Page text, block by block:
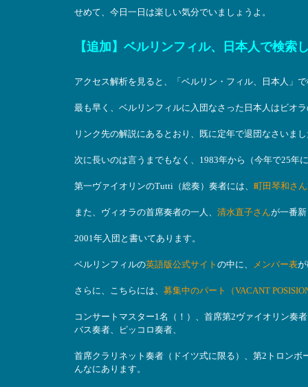
せめて、今日一日は楽しい気分でいましょうよ。
【追加】ベルリンフィル、日本人で検索
アクセス解析を見ると、「ベルリン・フィル、日本人」
最も早く、ベルリンフィルに入団なさった日本人はビオラ
リンク先の解説にあるとおり、既に定年で退団なさいま
次に長いのは言うまでもなく、1983年から（今年で25年
第一ヴァイオリンのTutti（総奏）奏者には、 町田琴和さん
また、ヴィオラの首席奏者の一人、 清水直子さんが一番
2001年入団と書いてあります。
ベルリンフィルの英語版公式サイト の中に、 メンバー表が
さらに、こちらには、 募集中のパート（VACANT
コンサートマスター1名（！）、首席第2ヴァイオリン奏
バス奏者、ピッコロ奏者、
首席クラリネット奏者（ドイツ式に限る）、第2トロン
んなにあります。